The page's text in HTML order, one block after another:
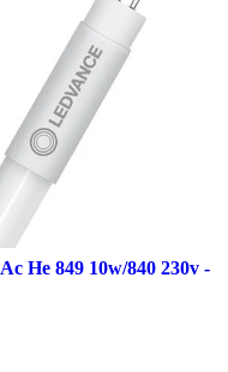
He 849 10w/840 230v -